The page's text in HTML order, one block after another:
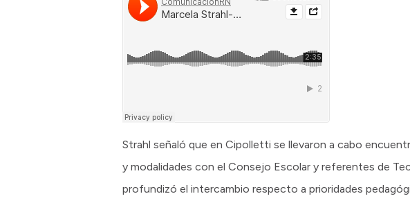
Strahl señaló que en Cipolletti se llevaron a cabo
y modalidades con el Consejo Escolar y referentes de
profundizó el intercambio respecto a prioridades